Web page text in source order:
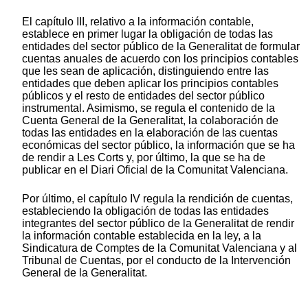
El capítulo III, relativo a la información contable,
establece en primer lugar la obligación de todas las
entidades del sector público de la Generalitat de formular
cuentas anuales de acuerdo con los principios contables
que les sean de aplicación, distinguiendo entre las
entidades que deben aplicar los principios contables
públicos y el resto de entidades del sector público
instrumental. Asimismo, se regula el contenido de la
Cuenta General de la Generalitat, la colaboración de
todas las entidades en la elaboración de las cuentas
económicas del sector público, la información que se ha
de rendir a Les Corts y, por último, la que se ha de
publicar en el Diari Oficial de la Comunitat Valenciana.
Por último, el capítulo IV regula la rendición de cuentas,
estableciendo la obligación de todas las entidades
integrantes del sector público de la Generalitat de rendir
la información contable establecida en la ley, a la
Sindicatura de Comptes de la Comunitat Valenciana y al
Tribunal de Cuentas, por el conducto de la Intervención
General de la Generalitat.